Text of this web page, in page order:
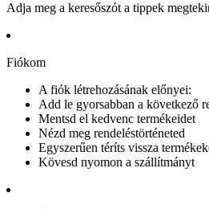
Adja meg a keresőszót a tippek
Fiókom
A fiók létrehozásának előnyei:
Add le gyorsabban a következő
Mentsd el kedvenc termékeidet
Nézd meg rendeléstörténeted
Egyszerűen téríts vissza
Kövesd nyomon a szállítmányt